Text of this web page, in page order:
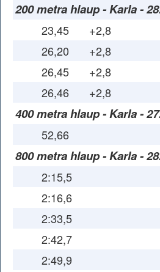
200 metra hlaup - Karla -
23,45 +2,8
26,20 +2,8
26,45 +2,8
26,46 +2,8
400 metra hlaup - Karla -
52,66
800 metra hlaup - Karla -
2:15,5
2:16,6
2:33,5
2:42,7
2:49,9